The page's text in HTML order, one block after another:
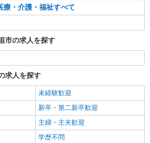
大垣駅】
時給1500円〜2125円 ＜日払い有/週払い有/交
大垣市
な高齢者マンションの見守りスタッフ＠大
近く
時給1500円〜2125円 ＜日払い有/週払い有/交
全支給(ガソリン代含む)＞
療・介護・福祉すべて
市の求人を探す
求人を探す
未経験歓迎
新卒・第二新卒歓迎
主婦・主夫歓迎
学歴不問